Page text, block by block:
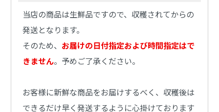
当店の商品は生鮮品ですので、収穫されてからの
発送となります。
そのため、 お届けの日付指定および時間指定はで
きません。予めご了承ください。
お客様に新鮮な商品をお届けするべく、収穫後は
できるだけ早く発送するように心掛けております